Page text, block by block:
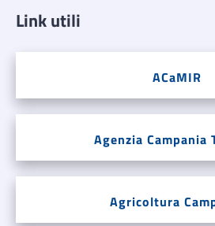
Link utili
ACaMIR
Agenzia Campania
Agricoltura